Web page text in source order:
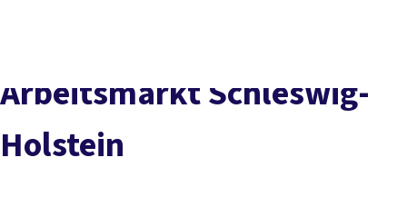
Service
Mitmachen
Ar­beits­markt Schles­wig-
Hol­stein